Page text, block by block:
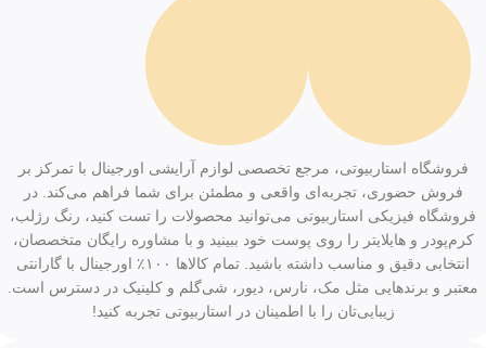
فروشگاه استاربیوتی، مرجع تخصصی لوازم آرایشی اورجینال با تمرکز بر
فروش حضوری، تجربه‌ای واقعی و مطمئن برای شما فراهم می‌کند. در
فروشگاه فیزیکی استاربیوتی می‌توانید محصولات را تست کنید، رنگ رژلب،
کرم‌پودر و هایلایتر را روی پوست خود ببینید و با مشاوره رایگان متخصصان،
انتخابی دقیق و مناسب داشته باشید. تمام کالاها ۱۰۰٪ اورجینال با گارانتی
معتبر و برندهایی مثل مک، نارس، دیور، شی‌گلم و کلینیک در دسترس است.
زیبایی‌تان را با اطمینان در استاربیوتی تجربه کنید!